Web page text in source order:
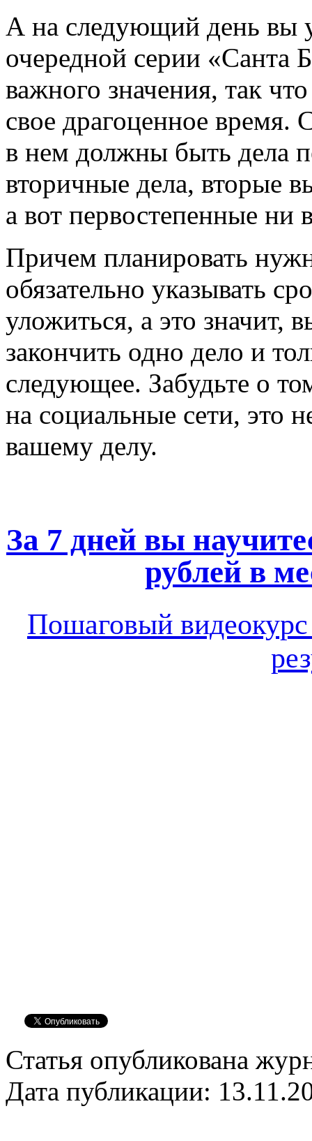
А на следующий день вы
очередной серии «Санта
важного значения, так
свое драгоценное время.
в нем должны быть дела
вторичные дела, вторые
а вот первостепенные ни
Причем планировать
обязательно указывать
уложиться, а это значит,
закончить одно дело и
следующее. Забудьте о
на социальные сети, это
вашему делу.
За 7 дней вы
рублей в
Пошаговый
Статья опубликована
Дата публикации: